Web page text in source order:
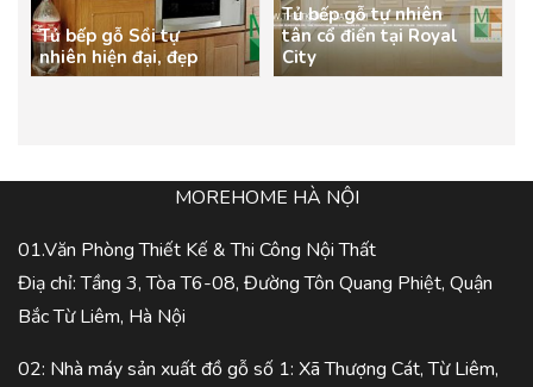
Tủ bếp gỗ Sồi tự
nhiên hiện đại, đẹp
Tủ bếp gỗ tự nhiên
tân cổ điển tại Royal
City
MOREHOME HÀ NỘI
01.Văn Phòng Thiết Kế & Thi Công Nội Thất
Điạ chỉ: Tầng 3, Tòa T6-08, Đường Tôn Quang Phiệt, Quận
Bắc Từ Liêm, Hà Nội
02: Nhà máy sản xuất đồ gỗ số 1: Xã Thượng Cát, Từ Liêm,